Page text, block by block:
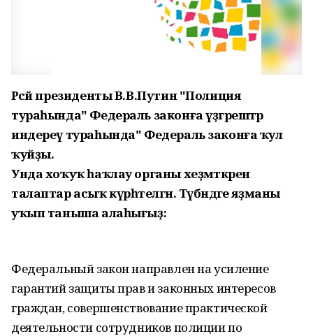
Рәсәй президенты В.В.Путин "Полиция
тураһында" Федераль законға үҙгәрештәр
индереү тураһында" Федераль законға ҡул
ҡуйҙы.
Унда хоҡуҡ һаҡлау органы хеҙмәткәренә
талаптар асыҡ күрһәтелгән. Түбәндәге яҙманы
уҡып таныша алаһығыҙ:
Федеральный закон направлен на усиление
гарантий защиты прав и законных интересов
граждан, совершенствование практической
деятельности сотрудников полиции по